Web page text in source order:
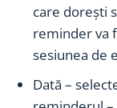
care dorești
reminder va
sesiunea de
Dată –